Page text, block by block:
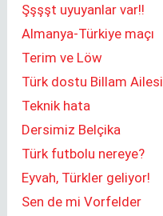
Şşşşt uyuyanlar var!!
Almanya-Türkiye maçı
Terim ve Löw
Türk dostu Billam Ailesi
Teknik hata
Dersimiz Belçika
Türk futbolu nereye?
Eyvah, Türkler geliyor!
Sen de mi Vorfelder